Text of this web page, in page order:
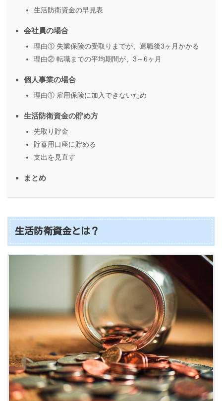
生活防衛資金の早見表
会社員の場合
理由① 失業保険の受取りまでが、退職後3ヶ月かかる
理由② 転職までの平均期間が、3～6ヶ月
個人事業の場合
理由① 雇用保険に加入できないため
生活防衛資金の貯め方
先取り貯金
貯蓄用口座に貯める
支出を見直す
まとめ
生活防衛資金とは？